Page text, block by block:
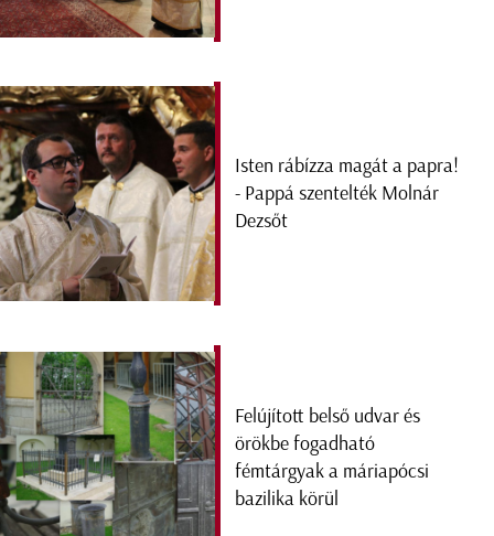
Isten rábízza magát a papra!
- Pappá szentelték Molnár
Dezsőt
Felújított belső udvar és
örökbe fogadható
fémtárgyak a máriapócsi
bazilika körül